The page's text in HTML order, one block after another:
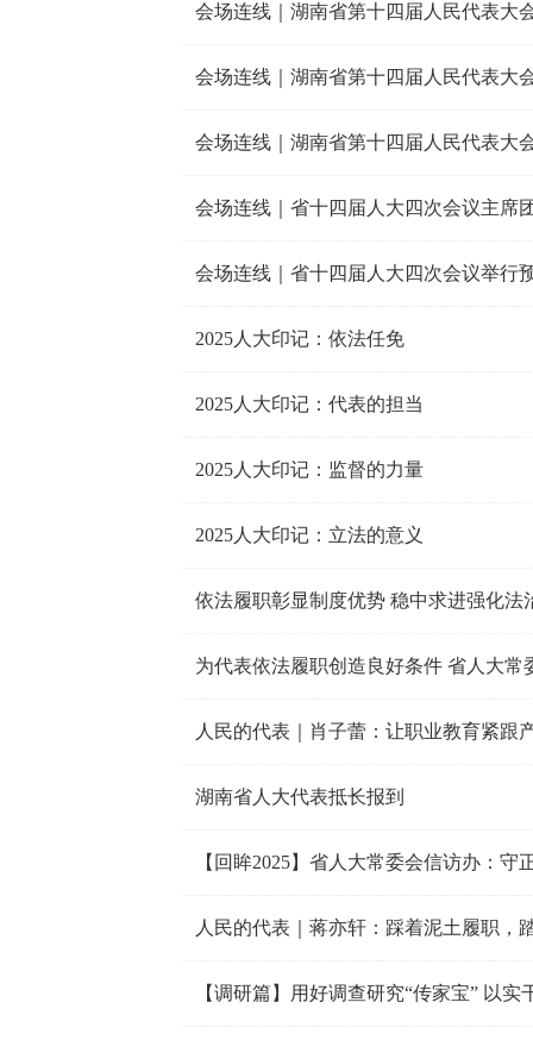
会场连线｜湖南省第十四届人民代表大
会场连线｜湖南省第十四届人民代表大
会场连线｜湖南省第十四届人民代表大
会场连线｜省十四届人大四次会议主席
会场连线｜省十四届人大四次会议举行
2025人大印记：依法任免
2025人大印记：代表的担当
2025人大印记：监督的力量
2025人大印记：立法的意义
为代表依法履职创造良好条件 省人大
人民的代表｜肖子蕾：让职业教育紧跟
湖南省人大代表抵长报到
人民的代表｜蒋亦轩：踩着泥土履职，
【调研篇】用好调查研究“传家宝” 以实